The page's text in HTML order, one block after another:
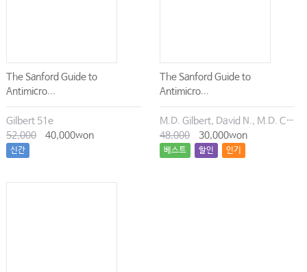
The Sanford Guide to
Antimicro...
Gilbert 51e
52,000
40,000won
신간
The Sanford Guide to
Antimicro...
M.D. Gilbert, David N., M.D. Chambers, Henry F., M.D. Eliopoulos, George M., M.D. Saag, Michael S., M.D. Pavia, Andrew T.
48,000
30,000won
베스트 할인 인기